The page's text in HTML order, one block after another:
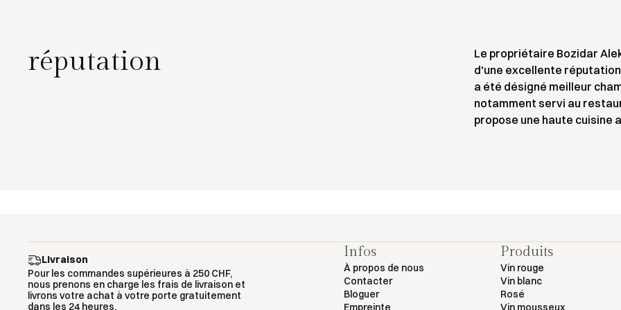
réputation
Le propriétaire Bozidar
d'une excellente réputation
a été désigné meilleur
notamment servi au
propose une haute cuisine
Livraison
Pour les commandes supérieures à 250 CHF,
nous prenons en charge les frais de livraison et
livrons votre achat à votre porte gratuitement
dans les 24 heures.
Infos
À propos de nous
Contacter
Bloguer
Empreinte
Produits
Vin rouge
Vin blanc
Rosé
Vin mousseux